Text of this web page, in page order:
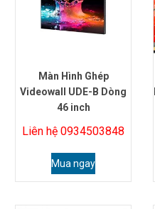
Màn Hình Ghép
Videowall UDE-B Dòng
46 inch
Liên hệ 0934503848
Mua ngay